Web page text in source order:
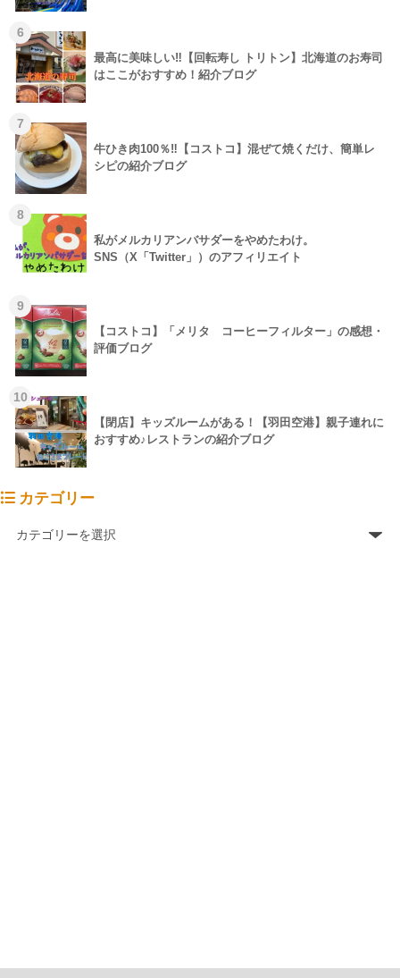
6
最高に美味しい‼【回転寿し トリトン】北海道のお寿司
はここがおすすめ！紹介ブログ
7
牛ひき肉100％‼【コストコ】混ぜて焼くだけ、簡単レ
シピの紹介ブログ
8
私がメルカリアンバサダーをやめたわけ。
SNS（X「Twitter」）のアフィリエイト
9
【コストコ】「メリタ コーヒーフィルター」の感想・
評価ブログ
10
【閉店】キッズルームがある！【羽田空港】親子連れに
おすすめ♪レストランの紹介ブログ
カテゴリー